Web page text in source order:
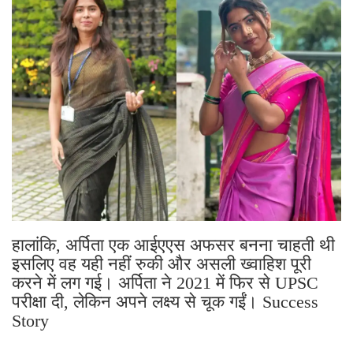
हालांकि, अर्पिता एक आईएएस अफसर बनना चाहती थी
इसलिए वह यही नहीं रुकी और असली ख्वाहिश पूरी
करने में लग गई। अर्पिता ने 2021 में फिर से UPSC
परीक्षा दी, लेकिन अपने लक्ष्य से चूक गईं। Success
Story